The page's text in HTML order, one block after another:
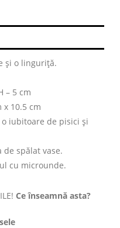
și o linguriță.
– 5 cm
x 10.5 cm
iubitoare de pisici și
de spălat vase.
cu microunde.
Ce înseamnă asta?